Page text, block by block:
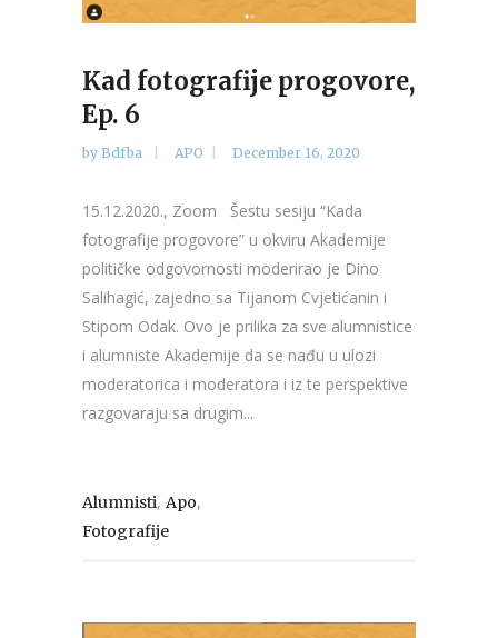
Kad fotografije progovore,
Ep. 6
by Bdfba APO December 16, 2020
15.12.2020., Zoom Šestu sesiju “Kada
fotografije progovore” u okviru Akademije
političke odgovornosti moderirao je Dino
Salihagić, zajedno sa Tijanom Cvjetićanin i
Stipom Odak. Ovo je prilika za sve alumnistice
i alumniste Akademije da se nađu u ulozi
moderatorica i moderatora i iz te perspektive
razgovaraju sa drugim...
Alumnisti, Apo,
Fotografije